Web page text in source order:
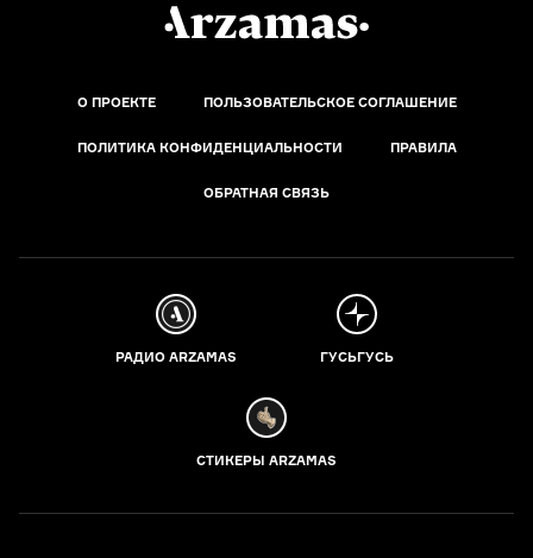
О ПРОЕКТЕ ПОЛЬЗОВАТЕЛЬСКОЕ СОГЛАШЕНИЕ
ПОЛИТИКА КОНФИДЕНЦИАЛЬНОСТИ ПРАВИЛА
ОБРАТНАЯ СВЯЗЬ
РАДИО ARZAMAS ГУСЬГУСЬ
СТИКЕРЫ ARZAMAS